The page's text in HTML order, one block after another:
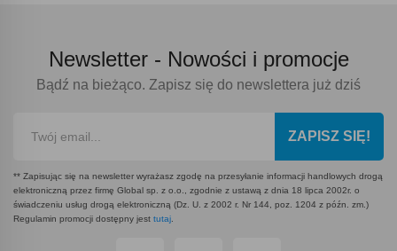
Newsletter - Nowości i promocje
Bądź na bieżąco. Zapisz się do newslettera już dziś
ZAPISZ SIĘ!
** Zapisując się na newsletter wyrażasz zgodę na przesyłanie informacji handlowych drogą
elektroniczną przez firmę Global sp. z o.o., zgodnie z ustawą z dnia 18 lipca 2002r. o
świadczeniu usług drogą elektroniczną (Dz. U. z 2002 r. Nr 144, poz. 1204 z późn. zm.)
Regulamin promocji dostępny jest tutaj.